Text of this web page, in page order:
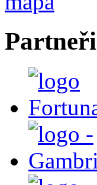
Partneři